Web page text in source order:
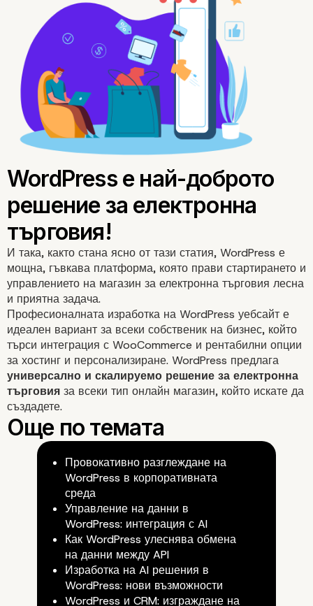
4. WordPress е
гъвкава платформа
И така, както стана ясно от тази статия, WordPress е
мощна, гъвкава платформа, която прави стартирането и
управлението на магазин за електронна търговия лесна
и приятна задача.
Професионалната изработка на WordPress уебсайт е
идеален вариант за всеки собственик на бизнес, който
търси интеграция с WooCommerce и рентабилни опции
за хостинг и персонализиране. WordPress предлага
универсално и скалируемо решение за електронна
търговия за всеки тип онлайн магазин, който искате да
създадете.
Провокативно разглеждане на
WordPress в корпоративната
среда
Управление на данни в
WordPress: интеграция с AI
Как WordPress улеснява обмена
на данни между API
Изработка на AI решения в
WordPress: нови възможности
WordPress и CRM: изграждане на